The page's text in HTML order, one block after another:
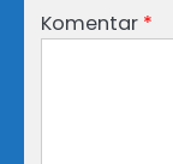
Komentar *